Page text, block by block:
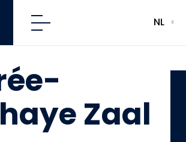
NL
Zaal